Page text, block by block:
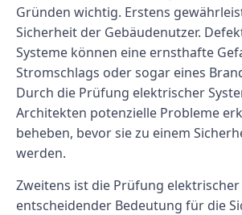
Gründen wichtig. Erstens
Sicherheit der Gebäudenutzer.
Systeme können eine ernsthafte
Stromschlags oder sogar eines
Durch die Prüfung elektrischer
Architekten potenzielle Probleme
beheben, bevor sie zu einem
werden.
Zweitens ist die Prüfung elektrischer
entscheidender Bedeutung für die